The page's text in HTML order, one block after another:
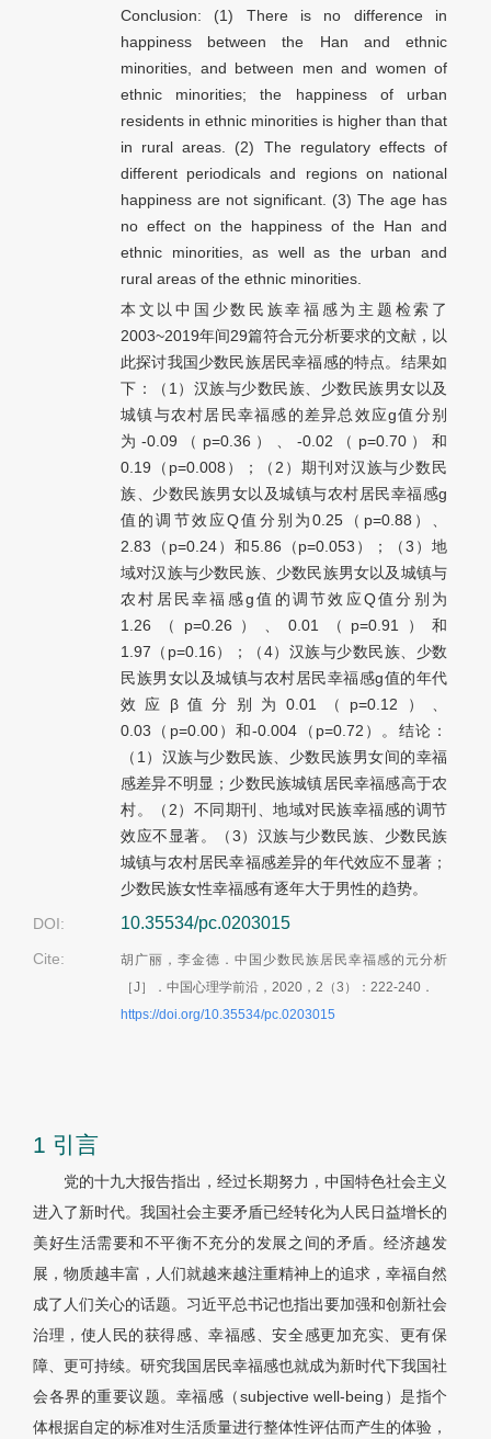
Conclusion: (1) There is no difference in
happiness between the Han and ethnic
minorities, and between men and women of
ethnic minorities; the happiness of urban
residents in ethnic minorities is higher than that
in rural areas. (2) The regulatory effects of
different periodicals and regions on national
happiness are not significant. (3) The age has
no effect on the happiness of the Han and
ethnic minorities, as well as the urban and
rural areas of the ethnic minorities.
本文以中国少数民族幸福感为主题检索了
2003~2019年间29篇符合元分析要求的文献，以
此探讨我国少数民族居民幸福感的特点。结果如
下：（1）汉族与少数民族、少数民族男女以及
城镇与农村居民幸福感的差异总效应g值分别
为-0.09（p=0.36）、-0.02（p=0.70）和
0.19（p=0.008）；（2）期刊对汉族与少数民
族、少数民族男女以及城镇与农村居民幸福感g
值的调节效应Q值分别为0.25（p=0.88）、
2.83（p=0.24）和5.86（p=0.053）；（3）地
域对汉族与少数民族、少数民族男女以及城镇与
农村居民幸福感g值的调节效应Q值分别为
1.26（p=0.26）、0.01（p=0.91）和
1.97（p=0.16）；（4）汉族与少数民族、少数
民族男女以及城镇与农村居民幸福感g值的年代
效应β值分别为0.01（p=0.12）、
0.03（p=0.00）和-0.004（p=0.72）。结论：
（1）汉族与少数民族、少数民族男女间的幸福
感差异不明显；少数民族城镇居民幸福感高于农
村。（2）不同期刊、地域对民族幸福感的调节
效应不显著。（3）汉族与少数民族、少数民族
城镇与农村居民幸福感差异的年代效应不显著；
少数民族女性幸福感有逐年大于男性的趋势。
DOI:
10.35534/pc.0203015
Cite:
胡广丽，李金德．中国少数民族居民幸福感的元分析
［J］．中国心理学前沿，2020，2（3）： 222-240．
https://doi.org/10.35534/pc.0203015
1 引言
党的十九大报告指出，经过长期努力，中国特色社会主义
进入了新时代。我国社会主要矛盾已经转化为人民日益增长的
美好生活需要和不平衡不充分的发展之间的矛盾。经济越发
展，物质越丰富，人们就越来越注重精神上的追求，幸福自然
成了人们关心的话题。习近平总书记也指出要加强和创新社会
治理，使人民的获得感、幸福感、安全感更加充实、更有保
障、更可持续。研究我国居民幸福感也就成为新时代下我国社
会各界的重要议题。幸福感（subjective well-being）是指个
体根据自定的标准对生活质量进行整体性评估而产生的体验，